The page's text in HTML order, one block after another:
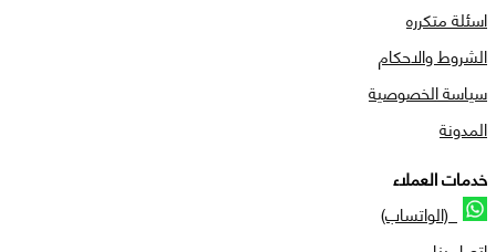
اسئلة متكرره
الشروط والاحكام
سياسة الخصوصية
المدونة
خدمات العملاء
(الواتساب)